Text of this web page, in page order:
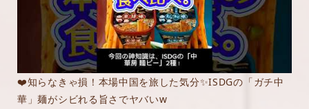
❤️知らなきゃ損！本場中国を旅した気分✨ISDGの「ガチ中
華」麺がシビれる旨さでヤバいw